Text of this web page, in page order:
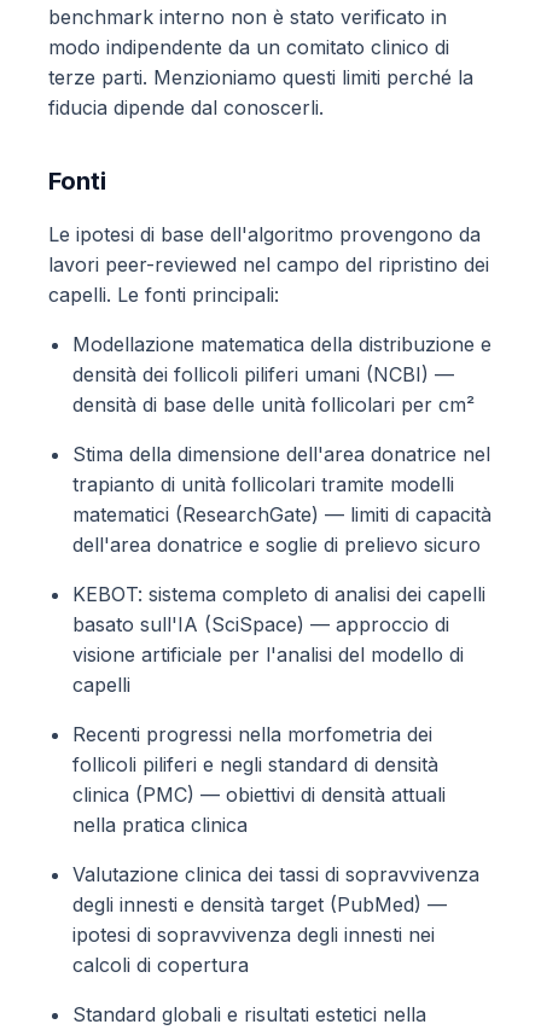
benchmark interno non è stato verificato in
modo indipendente da un comitato clinico di
terze parti. Menzioniamo questi limiti perché la
fiducia dipende dal conoscerli.
Fonti
Le ipotesi di base dell'algoritmo provengono da
lavori peer-reviewed nel campo del ripristino dei
capelli. Le fonti principali:
Modellazione matematica della distribuzione e
densità dei follicoli piliferi umani (NCBI) —
densità di base delle unità follicolari per cm²
Stima della dimensione dell'area donatrice nel
trapianto di unità follicolari tramite modelli
matematici (ResearchGate) — limiti di capacità
dell'area donatrice e soglie di prelievo sicuro
KEBOT: sistema completo di analisi dei capelli
basato sull'IA (SciSpace) — approccio di
visione artificiale per l'analisi del modello di
capelli
Recenti progressi nella morfometria dei
follicoli piliferi e negli standard di densità
clinica (PMC) — obiettivi di densità attuali
nella pratica clinica
Valutazione clinica dei tassi di sopravvivenza
degli innesti e densità target (PubMed) —
ipotesi di sopravvivenza degli innesti nei
calcoli di copertura
Standard globali e risultati estetici nella